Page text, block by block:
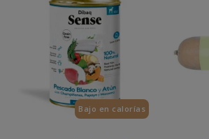
Bajo en calorías